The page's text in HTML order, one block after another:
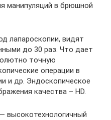
манипуляций в брюшной
лапароскопии, видят
до 30 раз. Что дает
точную
операции в
и др. Эндоскопическое
качества – HD.
высокотехнологичный